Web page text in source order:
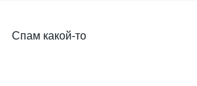
Спам какой-то